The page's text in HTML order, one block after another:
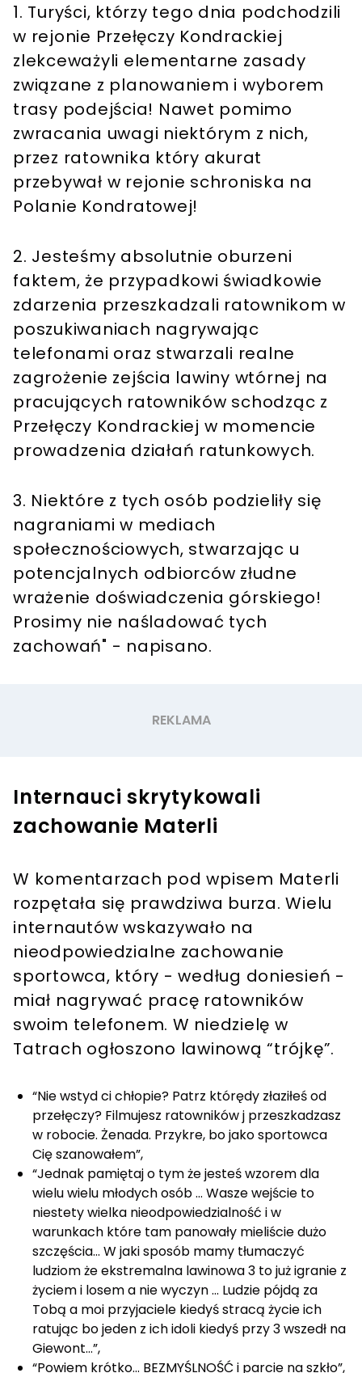
1. Turyści, którzy tego dnia podchodzili
w rejonie Przełęczy Kondrackiej
zlekceważyli elementarne zasady
związane z planowaniem i wyborem
trasy podejścia! Nawet pomimo
zwracania uwagi niektórym z nich,
przez ratownika który akurat
przebywał w rejonie schroniska na
Polanie Kondratowej!
2. Jesteśmy absolutnie oburzeni
faktem, że przypadkowi świadkowie
zdarzenia przeszkadzali ratownikom w
poszukiwaniach nagrywając
telefonami oraz stwarzali realne
zagrożenie zejścia lawiny wtórnej na
pracujących ratowników schodząc z
Przełęczy Kondrackiej w momencie
prowadzenia działań ratunkowych.
3. Niektóre z tych osób podzieliły się
nagraniami w mediach
społecznościowych, stwarzając u
potencjalnych odbiorców złudne
wrażenie doświadczenia górskiego!
Prosimy nie naśladować tych
zachowań" - napisano.
Internauci skrytykowali
zachowanie Materli
W komentarzach pod wpisem Materli
rozpętała się prawdziwa burza. Wielu
internautów wskazywało na
nieodpowiedzialne zachowanie
sportowca, który - według doniesień -
miał nagrywać pracę ratowników
swoim telefonem. W niedzielę w
Tatrach ogłoszono lawinową “trójkę”.
“Nie wstyd ci chłopie? Patrz którędy złaziłeś od
przełęczy? Filmujesz ratowników j przeszkadzasz
w robocie. Żenada. Przykre, bo jako sportowca
Cię szanowałem”,
“Jednak pamiętaj o tym że jesteś wzorem dla
wielu wielu młodych osób ... Wasze wejście to
niestety wielka nieodpowiedzialność i w
warunkach które tam panowały mieliście dużo
szczęścia... W jaki sposób mamy tłumaczyć
ludziom że ekstremalna lawinowa 3 to już igranie z
życiem i losem a nie wyczyn ... Ludzie pójdą za
Tobą a moi przyjaciele kiedyś stracą życie ich
ratując bo jeden z ich idoli kiedyś przy 3 wszedł na
Giewont…”,
“Powiem krótko... BEZMYŚLNOŚĆ i parcie na szkło”,